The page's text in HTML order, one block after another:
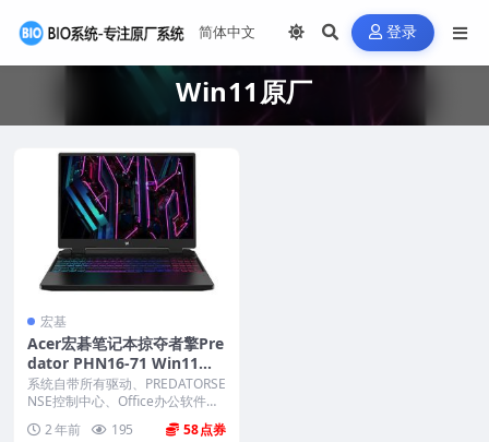
登录
Win11原厂
宏基
Acer宏碁笔记本掠夺者擎Pre
dator PHN16-71 Win11原
厂oem系统 工厂模式 恢复出
厂系统
系统自带所有驱动、PREDATORSE
NSE控制中心、Office办公软件、
2 年前 195 58